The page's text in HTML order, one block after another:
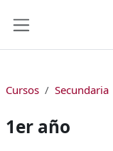
Cursos Secundaria
1er año